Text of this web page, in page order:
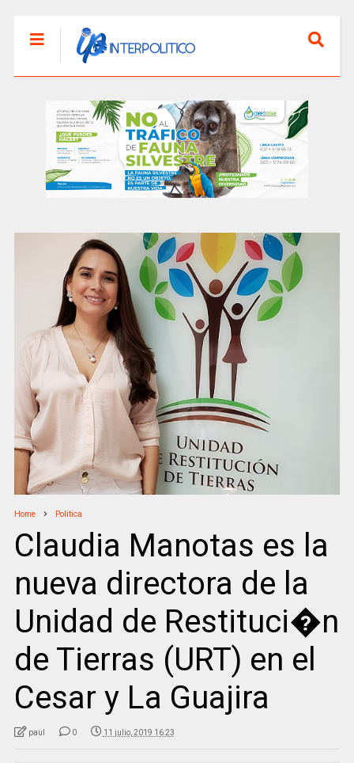
Home Politica
Claudia Manotas es la
nueva directora de la
Unidad de Restituci�n
de Tierras (URT) en el
Cesar y La Guajira
paul 0 11 julio, 2019 16:23